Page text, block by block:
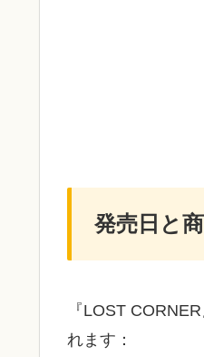
発売日と
『LOST
れます：